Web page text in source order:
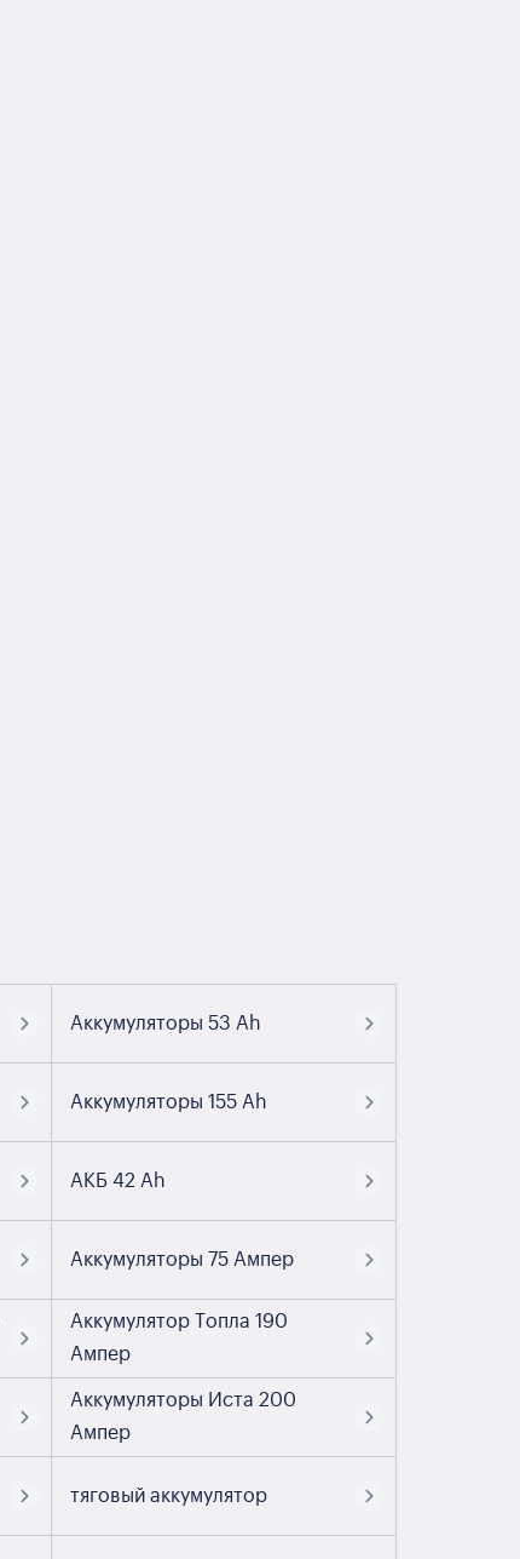
Аккумуляторы 53 Ah
Аккумуляторы 155 Ah
АКБ 42 Ah
Аккумуляторы 75 Ампер
Аккумулятор Топла 190
Ампер
Аккумуляторы Иста 200
Ампер
тяговый аккумулятор